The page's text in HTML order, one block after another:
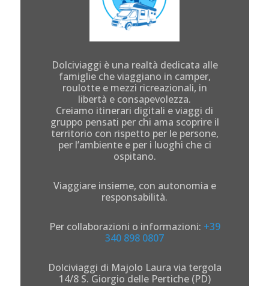
Dolciviaggi è una realtà dedicata alle
famiglie che viaggiano in camper,
roulotte e mezzi ricreazionali, in
libertà e consapevolezza.
Creiamo itinerari digitali e viaggi di
gruppo pensati per chi ama scoprire il
territorio con rispetto per le persone,
per l’ambiente e per i luoghi che ci
ospitano.
Viaggiare insieme, con autonomia e
responsabilità.
Per collaborazioni o informazioni: +39
340 898 0807
Dolciviaggi di Majolo Laura via tergola
14/8 S. Giorgio delle Pertiche (PD)